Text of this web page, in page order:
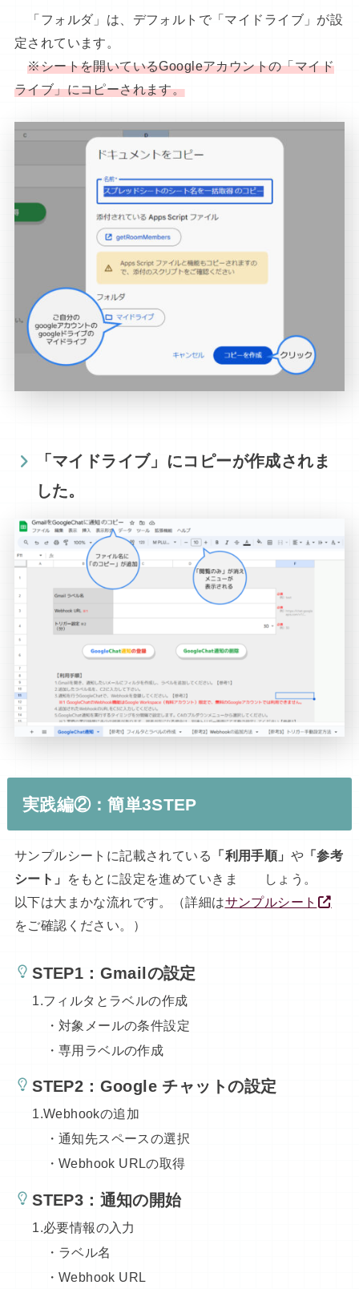
「フォルダ」は、デフォルトで「マイドライブ」が設
定されています。
※シートを開いているGoogleアカウントの「マイド
ライブ」にコピーされます。
「マイドライブ」にコピーが作成されま
した。
実践編②：簡単3STEP
サンプルシートに記載されている 「利用手順」 や 「参考
シート」
をもとに設定を進めていきま しょう。
以下は大まかな流れです。（詳細はサンプルシート
をご確認ください。）
STEP1：Gmailの設定
1.フィルタとラベルの作成
・対象メールの条件設定
・専用ラベルの作成
STEP2：Google チャットの設定
1.Webhookの追加
・通知先スペースの選択
・Webhook URLの取得
STEP3：通知の開始
1.必要情報の入力
・ラベル名
・Webhook URL